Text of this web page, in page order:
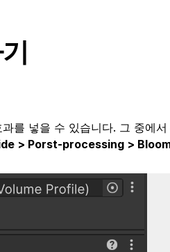
를 넣을 수 있습니다. 그 중에서
> Porst-processing >